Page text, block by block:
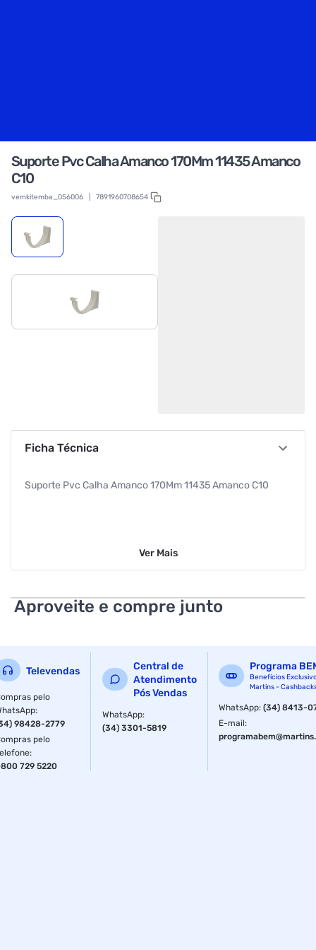
Suporte Pvc Calha Amanco 170Mm 11435 Amanco
C10
vemkitemba_056006 7891960708654
Ficha Técnica
Suporte Pvc Calha Amanco 170Mm 11435 Amanco C10
Ver Mais
Aproveite e compre junto
Televendas
pelo
:
98428-2779
pelo
:
729 5220
Central de
Atendimento
Pós Vendas
WhatsApp:
(34) 3301-5819
Programa
Benefícios
Martins -
WhatsApp:(34) 8413-
E-mail: